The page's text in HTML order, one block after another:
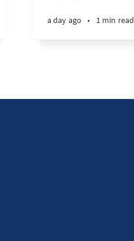
a day ago • 1 min read